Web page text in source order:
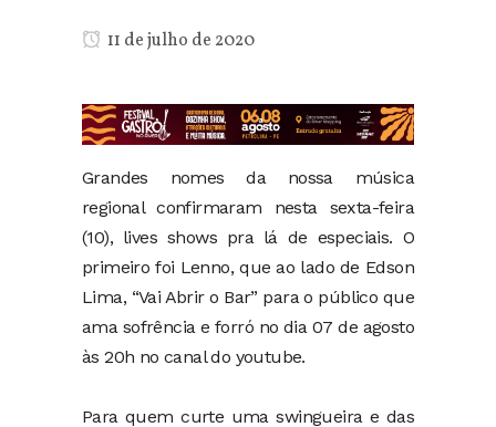
11 de julho de 2020
Grandes nomes da nossa música
regional confirmaram nesta sexta-feira
(10), lives shows pra lá de especiais. O
primeiro foi Lenno, que ao lado de Edson
Lima, “Vai Abrir o Bar” para o público que
ama sofrência e forró no dia 07 de agosto
às 20h no canal do youtube.
Para quem curte uma swingueira e das